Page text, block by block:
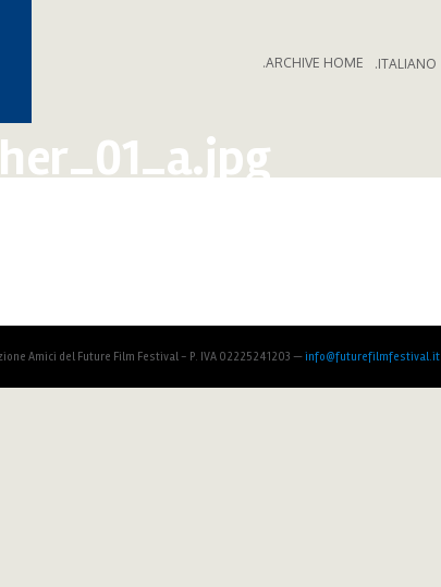
.ITALIANO
.ARCHIVE HOME
Amici del Future Film Festival - P. IVA 02225241203 —info@futurefilmfestival.it